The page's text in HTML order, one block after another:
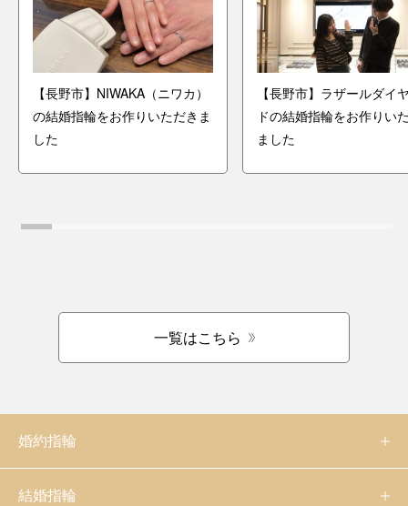
【長野市】NIWAKA（ニワカ）
の結婚指輪をお作りいただきま
した
【長野市】ラザールダイ
ドの結婚指輪をお作りい
ました
一覧はこちら
婚約指輪
結婚指輪